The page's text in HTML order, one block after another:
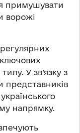
примушувати
ворожі
регулярних
У зв’язку з
представників
напрямку.